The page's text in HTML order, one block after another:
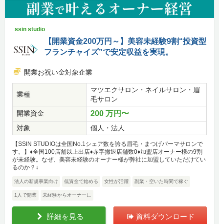
ssin studio
【開業資金200万円～】美容未経験9割“投資型
フランチャイズ”で安定収益を実現。
開業お祝い金対象企業
業種
マツエクサロン・ネイルサロン・眉
毛サロン
開業資金
200 万円〜
対象 個人・法人
【SSIN STUDIOは全国No.1シェア数を誇る眉毛・まつげパーマサロンで
す。】♦全国100店舗以上出店♦赤字撤退店舗数0♦加盟店オーナー様の9割
が未経験。なぜ、美容未経験のオーナー様が弊社に加盟していただけてい
るのか？↓
法人の新規事業向け 低資金で始める 女性が活躍 副業・空いた時間で稼ぐ
1人で開業 未経験からオーナーに
詳細を見る 資料ダウンロード